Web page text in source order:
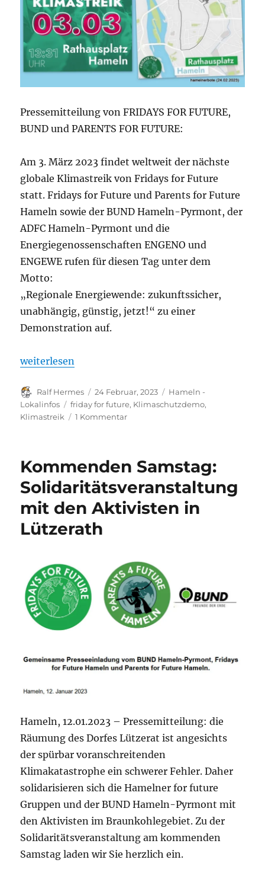
Pressemitteilung von FRIDAYS FOR FUTURE,
BUND und PARENTS FOR FUTURE:
Am 3. März 2023 findet weltweit der nächste
globale Klimastreik von Fridays for Future
statt. Fridays for Future und Parents for Future
Hameln sowie der BUND Hameln-Pyrmont, der
ADFC Hameln-Pyrmont und die
Energiegenossenschaften ENGENO und
ENGEWE rufen für diesen Tag unter dem
Motto:
„Regionale Energiewende: zukunftssicher,
unabhängig, günstig, jetzt!“ zu einer
Demonstration auf.
„Klimastreik am 03. März 2023 in Hameln“
weiterlesen
Autor
Ralf Hermes
Veröffentlicht
am
24 Februar, 2023 Kategorien
Hameln -
Lokalinfos
Schlagwörter
friday for future, Klimaschutzdemo,
Klimastreik
1 Kommentarzu
März
in
Hameln
Kommenden Samstag:
Solidaritätsveranstaltung
mit den Aktivisten in
Lützerath
Hameln, 12.01.2023 – Pressemitteilung: die
Räumung des Dorfes Lützerat ist angesichts
der spürbar voranschreitenden
Klimakatastrophe ein schwerer Fehler. Daher
solidarisieren sich die Hamelner for future
Gruppen und der BUND Hameln-Pyrmont mit
den Aktivisten im Braunkohlegebiet. Zu der
Solidaritätsveranstaltung am kommenden
Samstag laden wir Sie herzlich ein.